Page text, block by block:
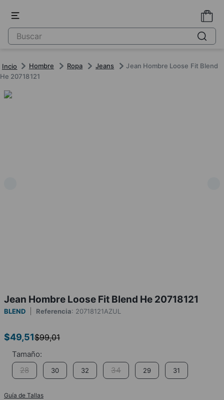
Hombre Ropa Jeans
Jean Hombre Loose Fit Blend
He 20718121
Jean Hombre Loose Fit Blend He 20718121
BLEND Referencia: 20718121AZUL
$49,51$99,01
28 30 32 34 29 31
Guía de Tallas